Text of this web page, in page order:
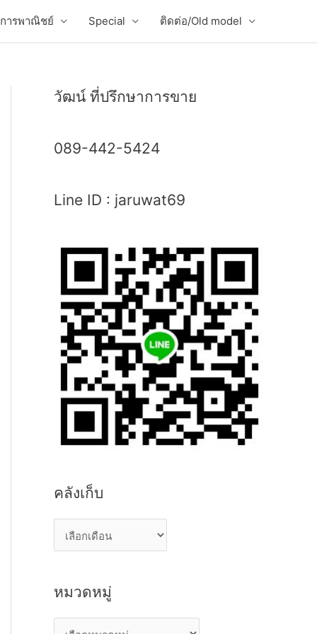
การพาณิชย์ Special ติดต่อ/Old model
วัฒน์ ที่ปรึกษาการขาย
089-442-5424
Line ID : jaruwat69
คลังเก็บ
ลั
เหมวดหมู่